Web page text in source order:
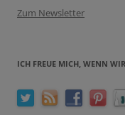
Zum Newsletter
ICH FREUE MICH, WENN